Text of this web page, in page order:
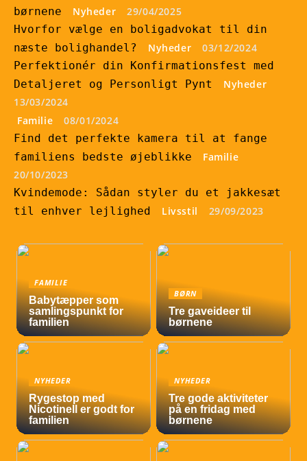
børnene
Nyheder
29/04/2025
Hvorfor vælge en boligadvokat til din
næste bolighandel?
Nyheder
03/12/2024
Perfektionér din Konfirmationsfest med
Detaljeret og Personligt Pynt
Nyheder
13/03/2024
Familie
08/01/2024
Find det perfekte kamera til at fange
familiens bedste øjeblikke
Familie
20/10/2023
Kvindemode: Sådan styler du et jakkesæt
til enhver lejlighed
Livsstil 29/09/2023
FAMILIE
Babytæpper som
samlingspunkt for
familien
BØRN
Tre gaveideer til
børnene
NYHEDER
Rygestop med
Nicotinell er godt for
familien
NYHEDER
Tre gode aktiviteter
på en fridag med
børnene